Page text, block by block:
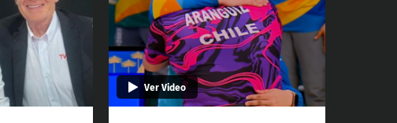
Ver Video